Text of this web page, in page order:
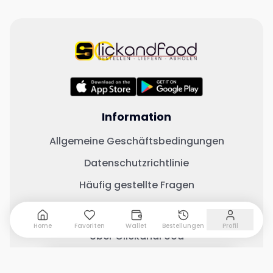
Information
Allgemeine Geschäftsbedingungen
Datenschutzrichtlinie
Häufig gestellte Fragen
Wichtige Links
Über ClickandFood
Home Favoriten Wallet Bestellungen Profil